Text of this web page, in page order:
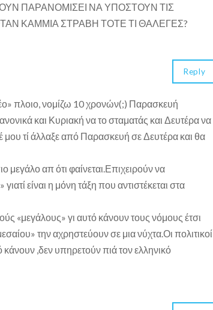
ΠΑΡΑΝΟΜΙΣΕΙ ΝΑ ΥΠΟΣΤΟΥΝ ΤΙΣ
ΚΑΜΜΙΑ ΣΤΡΑΒΗ ΤΟΤΕ ΤΙ ΘΑΛΕΓΕΣ?
πλοιο, νομίζω 10 χρονών(;) Παρασκευή
και Κυριακή να το σταματάς και Δευτέρα να
μου τί άλλαξε από Παρασκευή σε Δευτέρα και θα
μεγάλο απ ότι φαίνεται.Επιχειρούν να
είναι η μόνη τάξη που αντιστέκεται στα
«μεγάλους» γι αυτό κάνουν τους νόμους έτσι
την αχρηστεύουν σε μια νύχτα.Οι πολιτικοί
κάνουν ,δεν υπηρετούν πιά τον ελληνικό
Reply